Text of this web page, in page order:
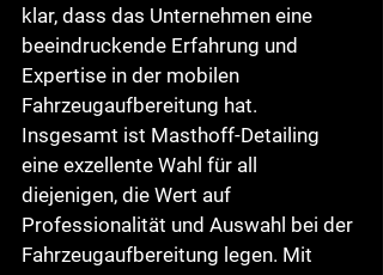
klar, dass das Unternehmen eine
beeindruckende Erfahrung und
Expertise in der mobilen
Fahrzeugaufbereitung hat.
Insgesamt ist Masthoff-Detailing
eine exzellente Wahl für all
diejenigen, die Wert auf
Professionalität und Auswahl bei der
Fahrzeugaufbereitung legen. Mit